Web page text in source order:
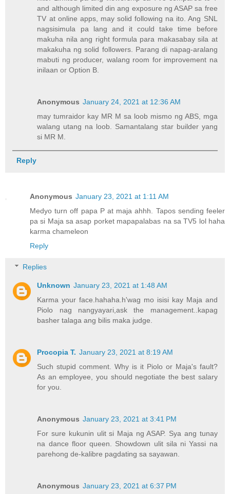
and although limited din ang exposure ng ASAP sa free
TV at online apps, may solid following na ito. Ang SNL
nagsisimula pa lang and it could take time before
makuha nila ang right formula para makasabay sila at
makakuha ng solid followers. Parang di napag-aralang
mabuti ng producer, walang room for improvement na
inilaan or Option B.
Anonymous January 24, 2021 at 12:36 AM
may tumraidor kay MR M sa loob mismo ng ABS, mga
walang utang na loob. Samantalang star builder yang
si MR M.
Reply
Anonymous January 23, 2021 at 1:11 AM
Medyo turn off papa P at maja ahhh. Tapos sending feeler
pa si Maja sa asap porket mapapalabas na sa TV5 lol haha
karma chameleon
Reply
Replies
Unknown January 23, 2021 at 1:48 AM
Karma your face.hahaha.h'wag mo isisi kay Maja and
Piolo nag nangyayari,ask the management..kapag
basher talaga ang bilis maka judge.
Procopia T. January 23, 2021 at 8:19 AM
Such stupid comment. Why is it Piolo or Maja's fault?
As an employee, you should negotiate the best salary
for you.
Anonymous January 23, 2021 at 3:41 PM
For sure kukunin ulit si Maja ng ASAP. Sya ang tunay
na dance floor queen. Showdown ulit sila ni Yassi na
parehong de-kalibre pagdating sa sayawan.
Anonymous January 23, 2021 at 6:37 PM